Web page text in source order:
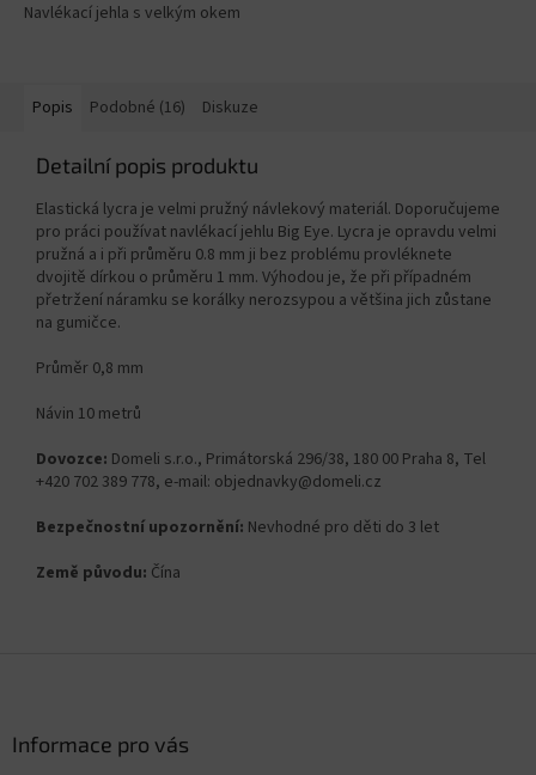
Navlékací jehla s velkým okem
Popis Podobné (16) Diskuze
Detailní popis produktu
Elastická lycra je velmi pružný návlekový materiál. Doporučujeme
pro práci používat navlékací jehlu Big Eye. Lycra je opravdu velmi
pružná a i při průměru 0.8 mm ji bez problému provléknete
dvojitě dírkou o průměru 1 mm. Výhodou je, že při případném
přetržení náramku se korálky nerozsypou a většina jich zůstane
na gumičce.
Průměr 0,8 mm
Návin 10 metrů
Dovozce: Domeli s.r.o., Primátorská 296/38, 180 00 Praha 8, Tel
+420 702 389 778, e-mail: objednavky@domeli.cz
Bezpečnostní upozornění: Nevhodné pro děti do 3 let
Země původu: Čína
Informace pro vás